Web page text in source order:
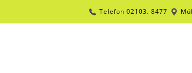
springen
Telefon 02103. 8477